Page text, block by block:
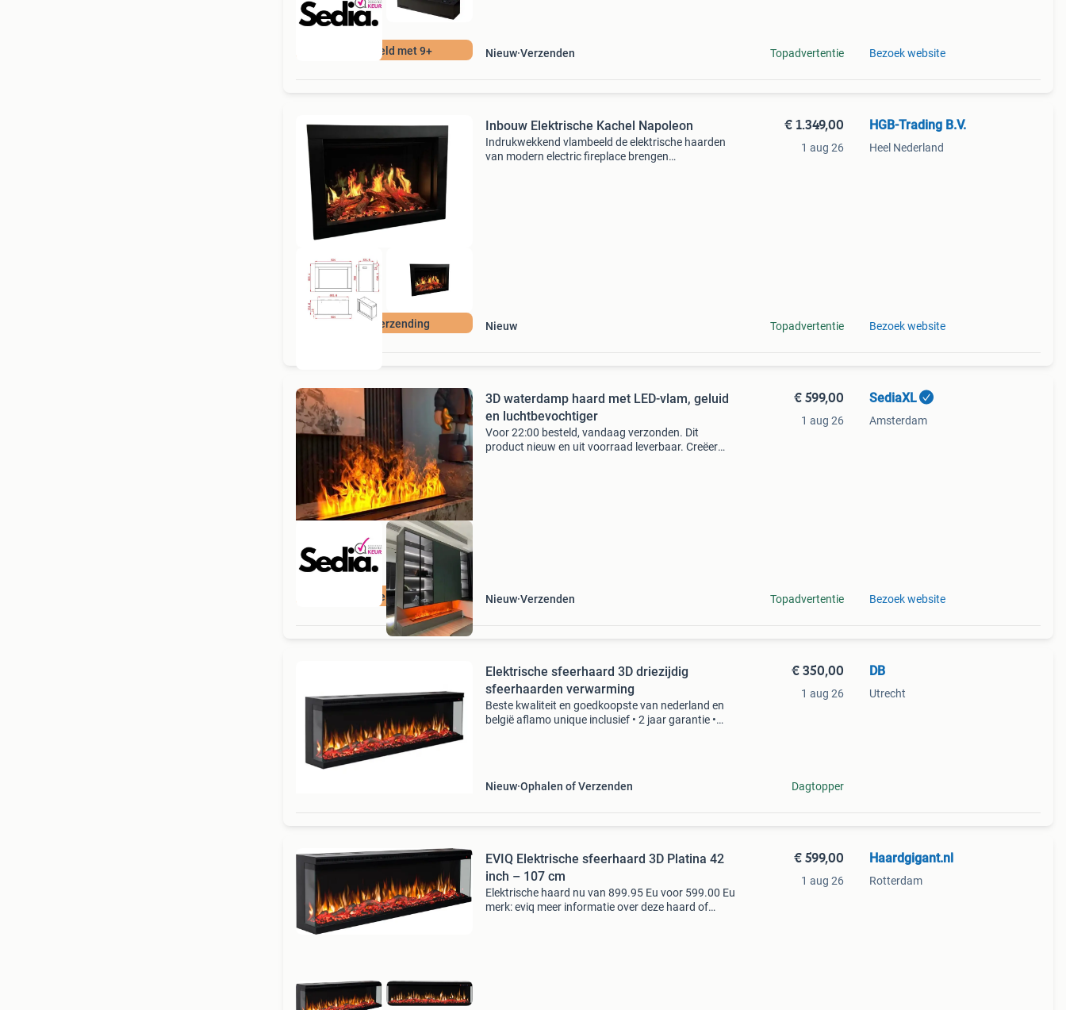
Beoordeeld met 9+ Nieuw Verzenden Topadvertentie Bezoek website
Gratis Verzending
Inbouw Elektrische Kachel Napoleon
Indrukwekkend vlambeeld de elektrische haarden
van modern electric fireplace brengen
Nieuw
€ 1.349,00
1 aug 26
Topadvertentie
HGB-Trading B.V.
Heel Nederland
Bezoek website
Beoordeeld met 9+
3D waterdamp haard met LED-vlam, geluid
en luchtbevochtiger
Voor 22:00 besteld, vandaag verzonden. Dit
product nieuw en uit voorraad leverbaar. Creëer
Nieuw Verzenden
€ 599,00
1 aug 26
Topadvertentie
SediaXL
Amsterdam
Bezoek website
Elektrische sfeerhaard 3D driezijdig
sfeerhaarden verwarming
Beste kwaliteit en goedkoopste van nederland en
belgië aflamo unique inclusief • 2 jaar garantie •
Nieuw Ophalen of Verzenden
€ 350,00
1 aug 26
Dagtopper
DB
Utrecht
EVIQ Elektrische sfeerhaard 3D Platina 42
inch – 107 cm
Elektrische haard nu van 899.95 Eu voor 599.00 Eu
merk: eviq meer informatie over deze haard of
€ 599,00
1 aug 26
Haardgigant.nl
Rotterdam